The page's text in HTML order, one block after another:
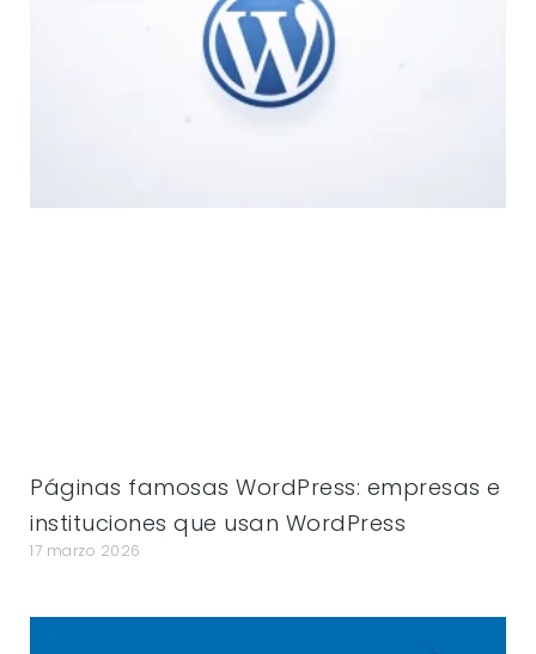
Páginas famosas WordPress: empresas e
instituciones que usan WordPress
17 marzo 2026